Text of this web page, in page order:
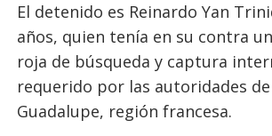
El detenido es Reinardo Yan
años, quien tenía en su contra
roja de búsqueda y captura
requerido por las autoridades
Guadalupe, región francesa.